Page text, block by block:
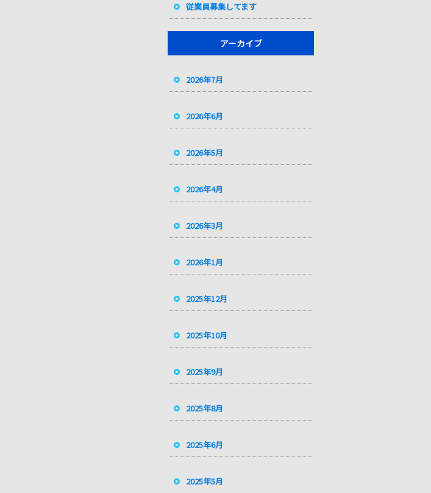
従業員募集してます
アーカイブ
2026年7月
2026年6月
2026年5月
2026年4月
2026年3月
2026年1月
2025年12月
2025年10月
2025年9月
2025年8月
2025年6月
2025年5月